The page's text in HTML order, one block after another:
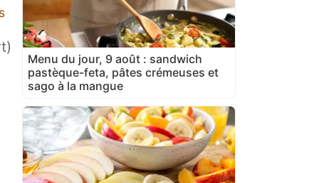
Menu du jour, 9 août : sandwich
pastèque-feta, pâtes crémeuses et
sago à la mangue